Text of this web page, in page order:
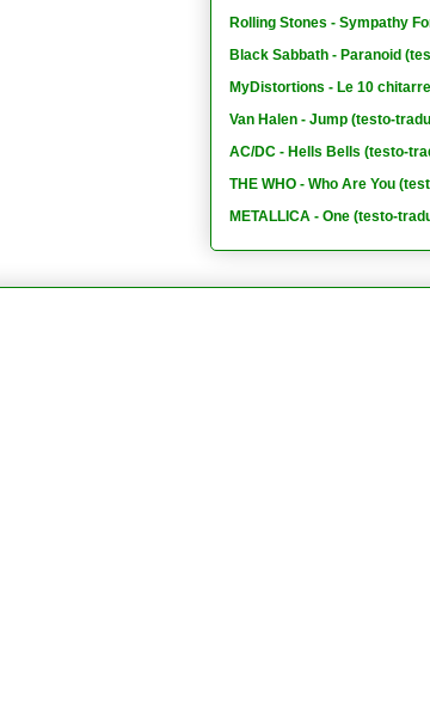
Rolling Stones - Sympathy
Black Sabbath - Paranoid
MyDistortions - Le 10
Van Halen - Jump (testo-
AC/DC - Hells Bells (testo-
THE WHO - Who Are You
METALLICA - One (testo-